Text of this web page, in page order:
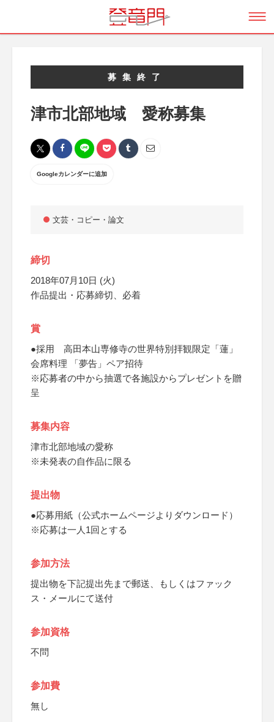
募集終了
津市北部地域 愛称募集
Googleカレンダーに追加
文芸・コピー・論文
締切
2018年07月10日 (火)
作品提出・応募締切、必着
賞
●採用 高田本山専修寺の世界特別拝観限定「蓮」
会席料理 「夢告」ペア招待
※応募者の中から抽選で各施設からプレゼントを贈
呈
募集内容
津市北部地域の愛称
※未発表の自作品に限る
提出物
●応募用紙（公式ホームページよりダウンロード）
※応募は一人1回とする
参加方法
提出物を下記提出先まで郵送、もしくはファック
ス・メールにて送付
参加資格
不問
参加費
無し